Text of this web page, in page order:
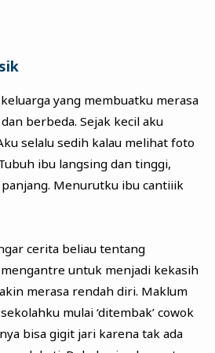
yang membuatku merasa
berbeda. Sejak kecil aku
selalu sedih kalau melihat foto
ibu langsing dan tinggi,
Menurutku ibu cantiiik
cerita beliau tentang
untuk menjadi kekasih
merasa rendah diri. Maklum
mulai ‘ditembak’ cowok
bisa gigit jari karena tak ada